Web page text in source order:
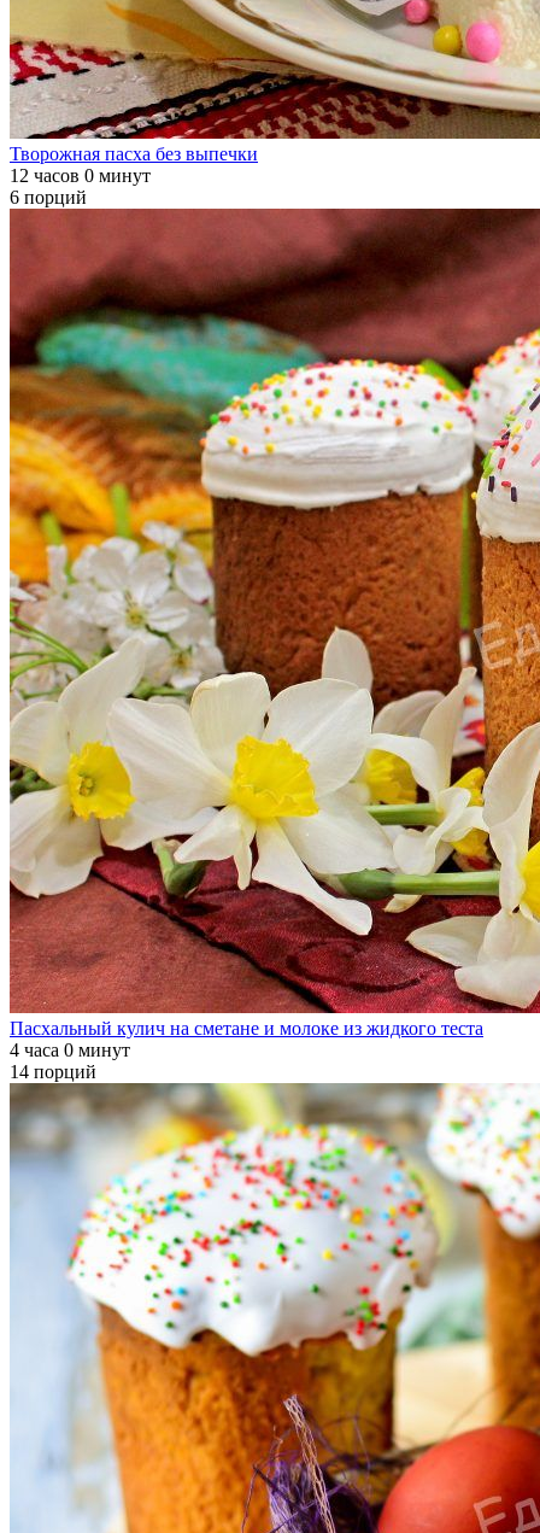
Творожная пасха без выпечки
12 часов 0 минут
6 порций
Пасхальный кулич на сметане и молоке из жидкого теста
4 часа 0 минут
14 порций